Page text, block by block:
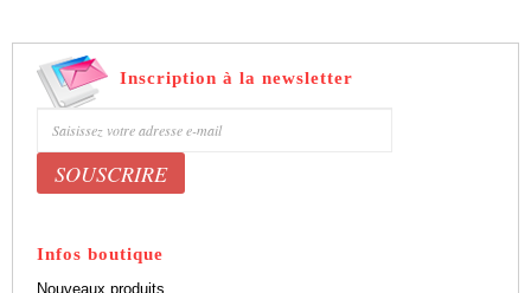
Inscription à la newsletter
Infos boutique
Nouveaux produits